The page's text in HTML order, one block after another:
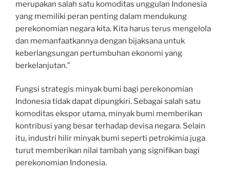
merupakan salah satu komoditas unggulan Indonesia
yang memiliki peran penting dalam mendukung
perekonomian negara kita. Kita harus terus mengelola
dan memanfaatkannya dengan bijaksana untuk
keberlangsungan pertumbuhan ekonomi yang
berkelanjutan.”
Fungsi strategis minyak bumi bagi perekonomian
Indonesia tidak dapat dipungkiri. Sebagai salah satu
komoditas ekspor utama, minyak bumi memberikan
kontribusi yang besar terhadap devisa negara. Selain
itu, industri hilir minyak bumi seperti petrokimia juga
turut memberikan nilai tambah yang signifikan bagi
perekonomian Indonesia.